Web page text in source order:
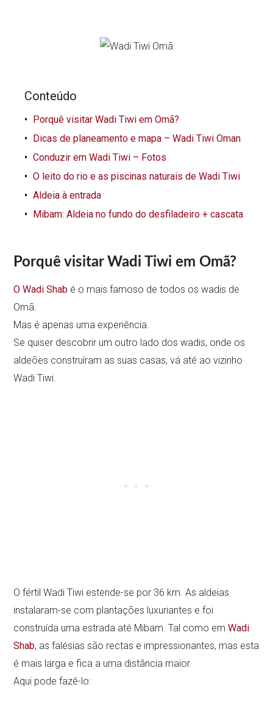
Conteúdo
Porquê visitar Wadi Tiwi em Omã?
Dicas de planeamento e mapa – Wadi Tiwi Oman
Conduzir em Wadi Tiwi – Fotos
O leito do rio e as piscinas naturais de Wadi Tiwi
Aldeia à entrada
Mibam: Aldeia no fundo do desfiladeiro + cascata
Porquê visitar Wadi Tiwi em Omã?
O Wadi Shab é o mais famoso de todos os wadis de
Omã.
Mas é apenas uma experiência.
Se quiser descobrir um outro lado dos wadis, onde os
aldeões construíram as suas casas, vá até ao vizinho
Wadi Tiwi.
O fértil Wadi Tiwi estende-se por 36 km. As aldeias
instalaram-se com plantações luxuriantes e foi
construída uma estrada até Mibam. Tal como emWadi
Shab, as falésias são rectas e impressionantes, mas esta
é mais larga e fica a uma distância maior.
Aqui pode fazê-lo: